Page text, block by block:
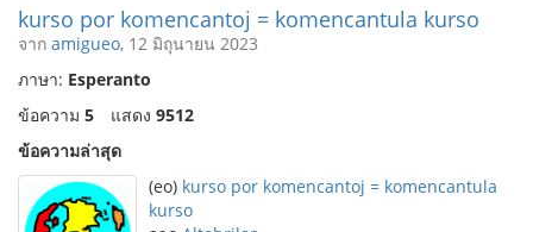
kurso por komencantoj = komencantula kurso
จาก amigueo, 12 มิถุนายน 2023
ภาษา: Esperanto
ข้อความ 5 แสดง 9512
ข้อความล่าสุด
(eo) kurso por komencantoj = komencantula
kurso